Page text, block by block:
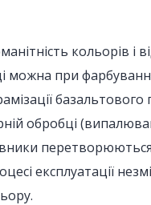
кольорів і
можна при
базальтового
обробці
експлуатації